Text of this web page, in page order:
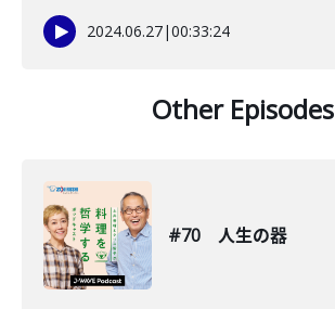
2024.06.27|00:33:24
Other Episodes
#70 人生の器